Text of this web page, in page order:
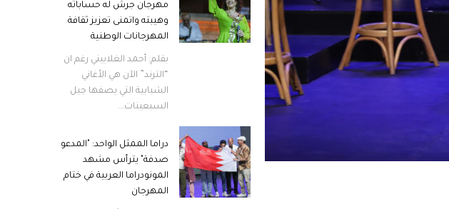
مهرجان جرش له حساباته
وهيبته واتمنى تعزيز ثقافة
المهرجانات الوطنية
بقلم: أحمد الغلاييني رغم ان
“الترند” الآن هي الأغاني
الشبابية التي يصفها جيل
السبعينات...
دراما الممثل الواحد: "المدعو
صدفة" يترأس مشهد
المونودراما العربية في ختام
المهرجان